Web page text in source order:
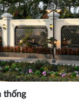
thống